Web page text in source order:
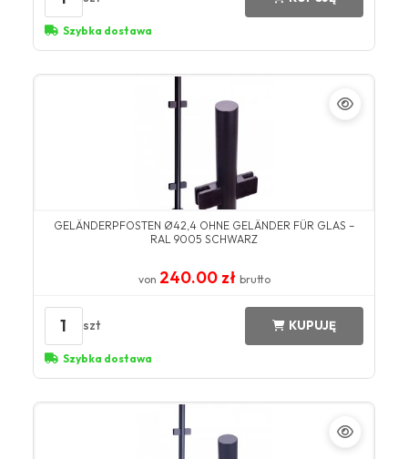
Szybka dostawa
GELÄNDERPFOSTEN Ø42,4 OHNE GELÄNDER FÜR GLAS –
RAL 9005 SCHWARZ
von 240.00 zł brutto
1 szt KUPUJĘ
Szybka dostawa